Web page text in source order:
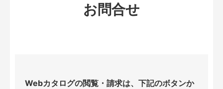
お問合せ
Webカタログの閲覧・請求は、下記のボタンか